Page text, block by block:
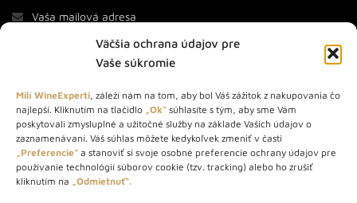
Väčšia ochrana údajov pre
Vaše súkromie
Milí WineExperti, záleží nám na tom, aby bol Váš zážitok z nakupovania čo
najlepší. Kliknutím na tlačidlo „Ok“ súhlasíte s tým, aby sme Vám
poskytovali zmysluplné a užitočné služby na základe Vašich údajov o
zaznamenávaní. Váš súhlas môžete kedykoľvek zmeniť v časti
„Preferencie“ a stanoviť si svoje osobné preferencie ochrany údajov pre
používanie technológií súborov cookie (tzv. tracking) alebo ho zrušiť
kliknutím na „Odmietnuť“.
O NÁS
STORE – obchod s vínom a destilátmi od roku 2010. Na našej
webovej stránke predávame viac ako 1000+ značkových
produktov.